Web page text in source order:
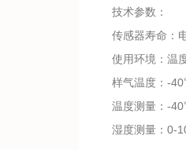
技术参数：
传感器寿命：
使用环境：温
样气温度：-
温度测量：-
湿度测量：0-